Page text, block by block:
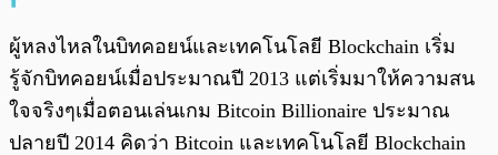
ผู้หลงไหลในบิทคอยน์และเทคโนโลยี Blockchain เริ่ม
รู้จักบิทคอยน์เมื่อประมาณปี 2013 แต่เริ่มมาให้ความสน
ใจจริงๆเมื่อตอนเล่นเกม Bitcoin Billionaire ประมาณ
ปลายปี 2014 คิดว่า Bitcoin และเทคโนโลยี Blockchain